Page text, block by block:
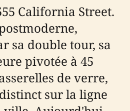
California Street.
sa double tour, sa
pivotée à 45
de verre,
sur la ligne